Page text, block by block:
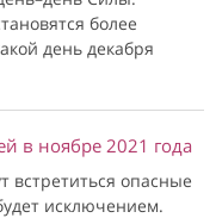
более
день декабря
в ноябре 2021 года
встретиться опасные
исключением.